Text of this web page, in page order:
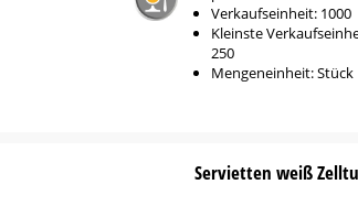
Verkaufseinheit: 1000
Kleinste
250
Mengeneinheit: Stück
Servietten weiß